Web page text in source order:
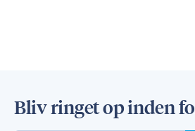
Bliv ringet op inden